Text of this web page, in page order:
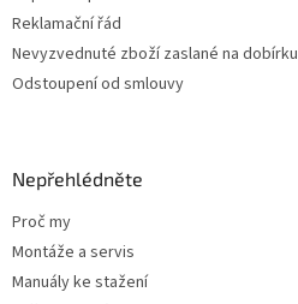
Reklamační řád
Nevyzvednuté zboží zaslané na dobírku
Odstoupení od smlouvy
Nepřehlédněte
Proč my
Montáže a servis
Manuály ke stažení